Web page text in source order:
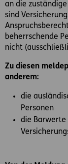
an die
sind
beherrschende
nicht
Zu diesen
anderem:
die
Personen
die Barwerte